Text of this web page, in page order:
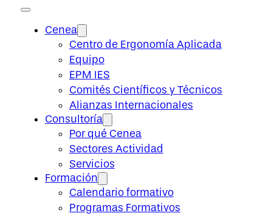
Cenea
Centro de Ergonomía Aplicada
Equipo
EPM IES
Comités Científicos y Técnicos
Alianzas Internacionales
Consultoría
Por qué Cenea
Sectores Actividad
Servicios
Formación
Calendario formativo
Programas Formativos